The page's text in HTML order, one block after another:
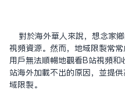
对于海外华人来说，想念家
视频资源。然而，地域限制常
用户无法顺畅地观看B站视频
站海外加载不出的原因，并提
域限制。